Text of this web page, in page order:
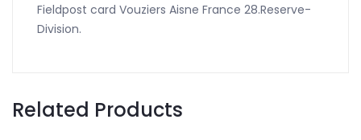
Fieldpost card Vouziers Aisne France 28.Reserve-
Division.
Related Products